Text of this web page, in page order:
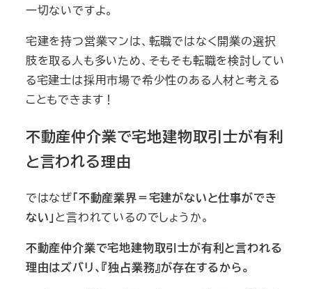
一切ないですよ。
宅建を持つ営業マンは、転職ではなく開業の選択
肢を取る人も多いため、そもそも転職を検討してい
る宅建士は採用市場で希少性のある人材と考える
こともできます！
不動産仲介業で宅地建物取引士が有利
と言われる理由
ではなぜ「不動産業界＝宅建がないと仕事ができ
ない」と言われているのでしょうか。
不動産仲介業で宅地建物取引士が有利と言われる
理由はズバリ、『独占業務』が存在するから。